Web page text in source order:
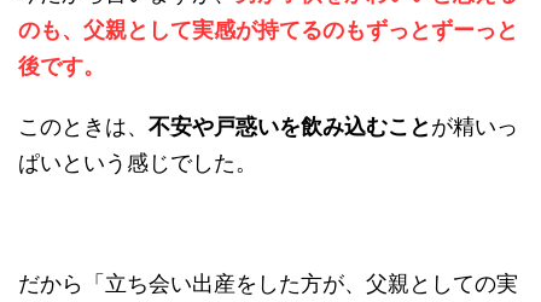
のも、父親として実感が持てるのもずっとずーっと
後です。
このときは、 不安や戸惑いを飲み込むことが精いっ
ぱいという感じでした。
だから「立ち会い出産をした方が、父親としての実